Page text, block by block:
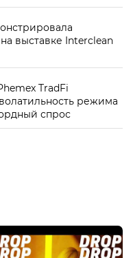
выставке Interclean
TradFi
режима
спрос